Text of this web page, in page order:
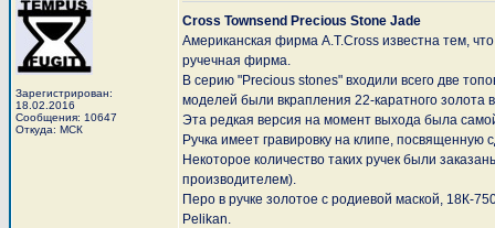
Зарегистрирован:
18.02.2016
Сообщения: 10647
Откуда: МСК
Cross Townsend Precious Stone Jade
Американская фирма A.T.Cross известна тем,
ручечная фирма.
В серию "Precious stones" входили всего две
моделей были вкрапления 22-каратного золота
Эта редкая версия на момент выхода была
Ручка имеет гравировку на клипе,
Некоторое количество таких ручек были
производителем).
Перо в ручке золотое с родиевой маской, 18К-
Pelikan.